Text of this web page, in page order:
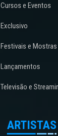
Cursos e Eventos
Exclusivo
Festivais e Mostras
Lançamentos
Televisão e
ARTISTAS